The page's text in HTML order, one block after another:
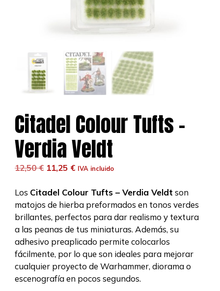
Citadel Colour Tufts –
Verdia Veldt
12,50€ El
original
era:
12,50 €.
11,25 €El
actual
es:
11,25 €.
IVA incluido
Los Citadel Colour Tufts – Verdia Veldt son
matojos de hierba preformados en tonos verdes
brillantes, perfectos para dar realismo y textura
a las peanas de tus miniaturas. Además, su
adhesivo preaplicado permite colocarlos
fácilmente, por lo que son ideales para mejorar
cualquier proyecto de Warhammer, diorama o
escenografía en pocos segundos.